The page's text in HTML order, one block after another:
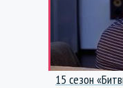
15 сезон